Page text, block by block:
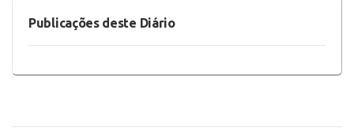
Publicações deste Diário